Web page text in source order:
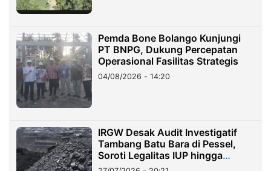
Pemda Bone Bolango Kunjungi
PT BNPG, Dukung Percepatan
Operasional Fasilitas Strategis
04/08/2026 - 14:20
IRGW Desak Audit Investigatif
Tambang Batu Bara di Pessel,
Soroti Legalitas IUP hingga
Stockpile